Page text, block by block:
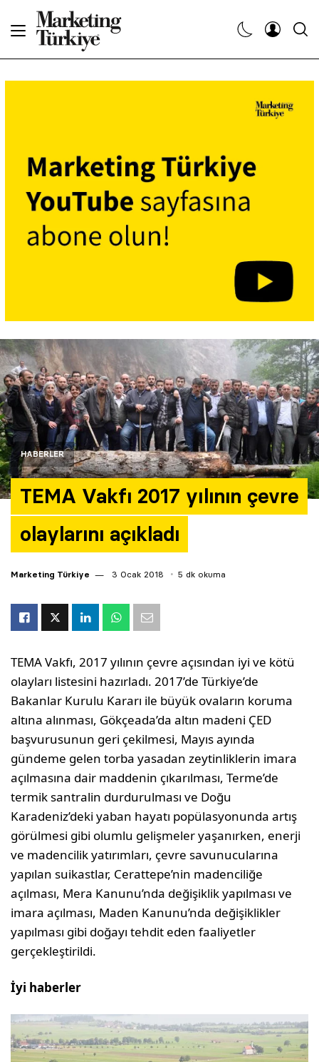
HABERLER
TEMA Vakfı 2017 yılının çevre
olaylarını açıkladı
Marketing Türkiye 3 Ocak 2018 5 dk okuma
TEMA Vakfı, 2017 yılının çevre açısından iyi ve kötü
olayları listesini hazırladı. 2017’de Türkiye’de
Bakanlar Kurulu Kararı ile büyük ovaların koruma
altına alınması, Gökçeada’da altın madeni ÇED
başvurusunun geri çekilmesi, Mayıs ayında
gündeme gelen torba yasadan zeytinliklerin imara
açılmasına dair maddenin çıkarılması, Terme’de
termik santralin durdurulması ve Doğu
Karadeniz’deki yaban hayatı popülasyonunda artış
görülmesi gibi olumlu gelişmeler yaşanırken, enerji
ve madencilik yatırımları, çevre savunucularına
yapılan suikastlar, Cerattepe’nin madenciliğe
açılması, Mera Kanunu’nda değişiklik yapılması ve
imara açılması, Maden Kanunu’nda değişiklikler
yapılması gibi doğayı tehdit eden faaliyetler
gerçekleştirildi.
İyi haberler
Dergiler
Etkinlikler
Araştırma